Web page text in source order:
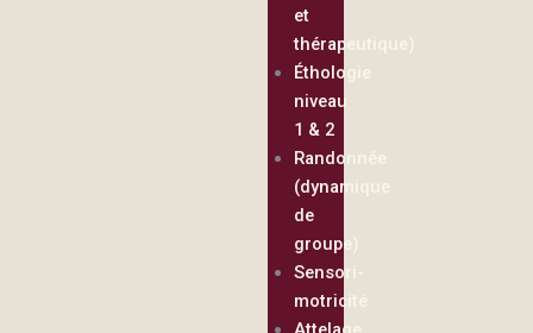
et
thérapeutique)
Éthologie
niveau
1 & 2
Randonnée
(dynamique
de
groupe)
Sensori-
motricité